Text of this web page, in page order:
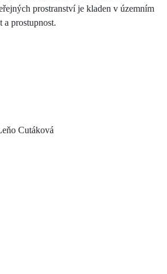
prostranství je kladen v územním
a prostupnost.
Cutáková